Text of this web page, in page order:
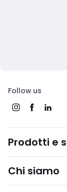
Follow us
Prodotti e
Chi siamo